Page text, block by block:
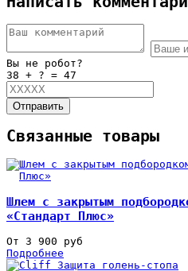
Вы не робот?
38 + ? = 47
Отправить
Связанные товары
Шлем с закрытым
«Стандарт Плюс»
От 3 900 руб
Подробнее